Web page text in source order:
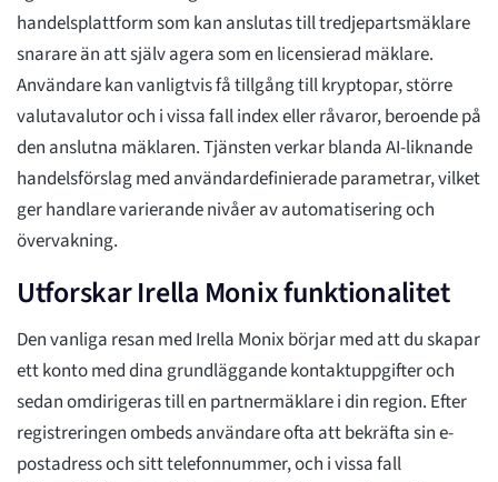
handelsplattform som kan anslutas till tredjepartsmäklare
snarare än att själv agera som en licensierad mäklare.
Användare kan vanligtvis få tillgång till kryptopar, större
valutavalutor och i vissa fall index eller råvaror, beroende på
den anslutna mäklaren. Tjänsten verkar blanda AI-liknande
handelsförslag med användardefinierade parametrar, vilket
ger handlare varierande nivåer av automatisering och
övervakning.
Utforskar Irella Monix funktionalitet
Den vanliga resan med Irella Monix börjar med att du skapar
ett konto med dina grundläggande kontaktuppgifter och
sedan omdirigeras till en partnermäklare i din region. Efter
registreringen ombeds användare ofta att bekräfta sin e-
postadress och sitt telefonnummer, och i vissa fall